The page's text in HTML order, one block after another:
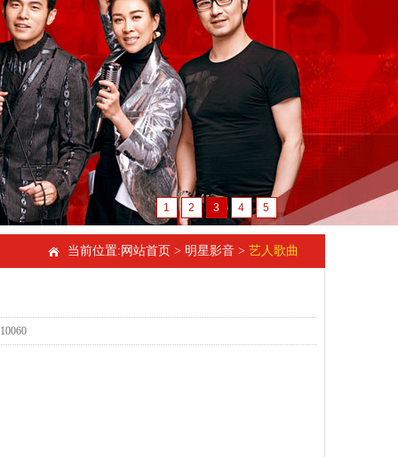
1 2 3 4 5
当前位置: 网站首页 > 明星影音 > 艺人歌曲